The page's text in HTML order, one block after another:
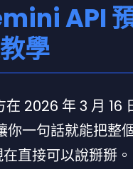
API
學
2026 年 3 月
你一句話就能把整
直接可以說掰掰。